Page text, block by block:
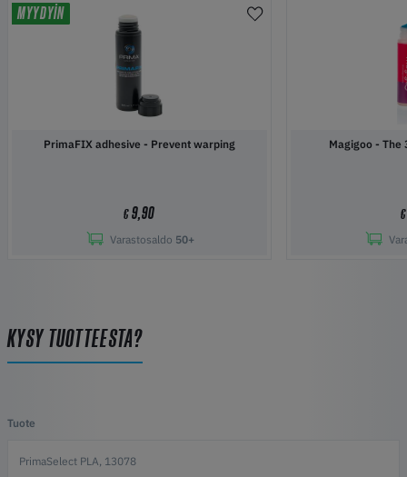
MYYDYIN
PrimaFIX adhesive - Prevent warping
€9,90
Varastosaldo 50+
€
KYSY TUOTTEESTA?
Tuote